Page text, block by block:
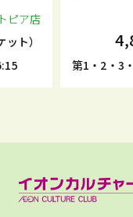
ピア店
ト）
第1・2・3